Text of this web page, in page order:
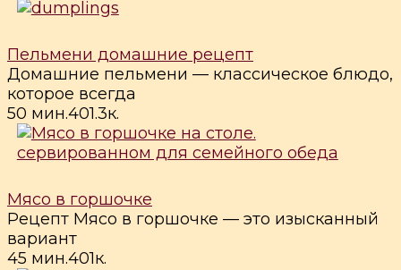
Пельмени домашние рецепт
Домашние пельмени — классическое блюдо,
которое всегда
50 мин.401.3к.
Мясо в горшочке
Рецепт Мясо в горшочке — это изысканный
вариант
45 мин.401к.